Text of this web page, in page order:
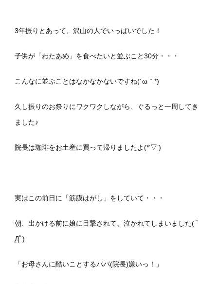
3年振りとあって、沢山の人でいっぱいでした！
子供が「わたあめ」を食べたいと並ぶこと30分・・・
こんなに並ぶことはなかなかないですね(´ω｀*)
久し振りのお祭りにワクワクしながら、ぐるっと一周してき
ました♪
院長は珈琲をお土産に買って帰りましたよ(*’▽’)
実はこの前日に「筋膜はがし」をしていて・・・
朝、出かける前に娘に目撃されて、泣かれてしまいました( ﾟ
Дﾟ)
「お母さんに酷いことするパパ(院長)嫌いっ！」